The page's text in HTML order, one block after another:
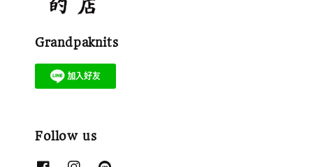
Grandpaknits
Follow us